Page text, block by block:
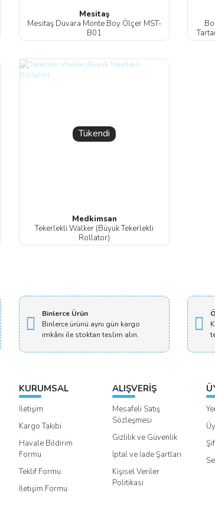
Mesitaş
Mesitaş Duvara Monte Boy Ölçer MST-
B01
Tükendi
Medkimsan
Tekerlekli Walker (Büyük Tekerlekli
Rollator)
Binlerce Ürün
Binlerce ürünü aynı gün kargo
imkânı ile stoktan teslim alın.
KURUMSAL
İletişim
Kargo Takibi
Havale Bildirim
Formu
Teklif Formu
İletişim Formu
ALIŞVERİŞ
Mesafeli Satış
Sözleşmesi
Gizlilik ve Güvenlik
İptal ve İade Şartları
Kişisel Veriler
Politikası